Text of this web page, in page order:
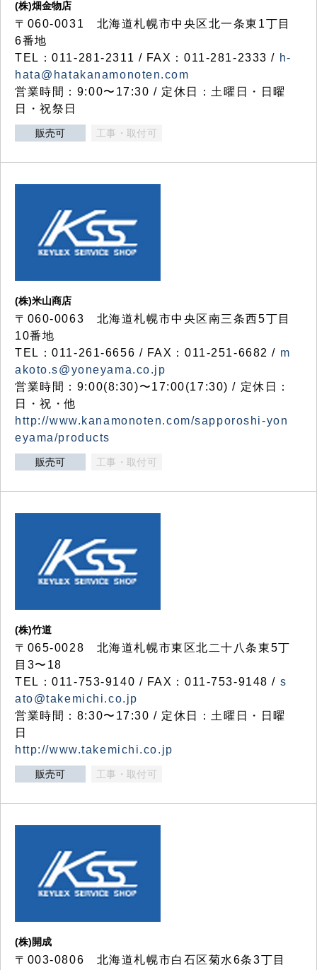
(株)畑金物店
〒060-0031 北海道札幌市中央区北一条東1丁目
6番地
TEL：011-281-2311 / FAX：011-281-2333 / h-
hata@hatakanamonoten.com
営業時間：9:00〜17:30 / 定休日：土曜日・日曜
日・祝祭日
販売可 工事・取付可
(株)米山商店
〒060-0063 北海道札幌市中央区南三条西5丁目
10番地
TEL：011-261-6656 / FAX：011-251-6682 / m
akoto.s@yoneyama.co.jp
営業時間：9:00(8:30)〜17:00(17:30) / 定休日：
日・祝・他
http://www.kanamonoten.com/sapporoshi-yon
eyama/products
販売可 工事・取付可
(株)竹道
〒065-0028 北海道札幌市東区北二十八条東5丁
目3〜18
TEL：011-753-9140 / FAX：011-753-9148 / s
ato@takemichi.co.jp
営業時間：8:30〜17:30 / 定休日：土曜日・日曜
日
http://www.takemichi.co.jp
販売可 工事・取付可
(株)開成
〒003-0806 北海道札幌市白石区菊水6条3丁目